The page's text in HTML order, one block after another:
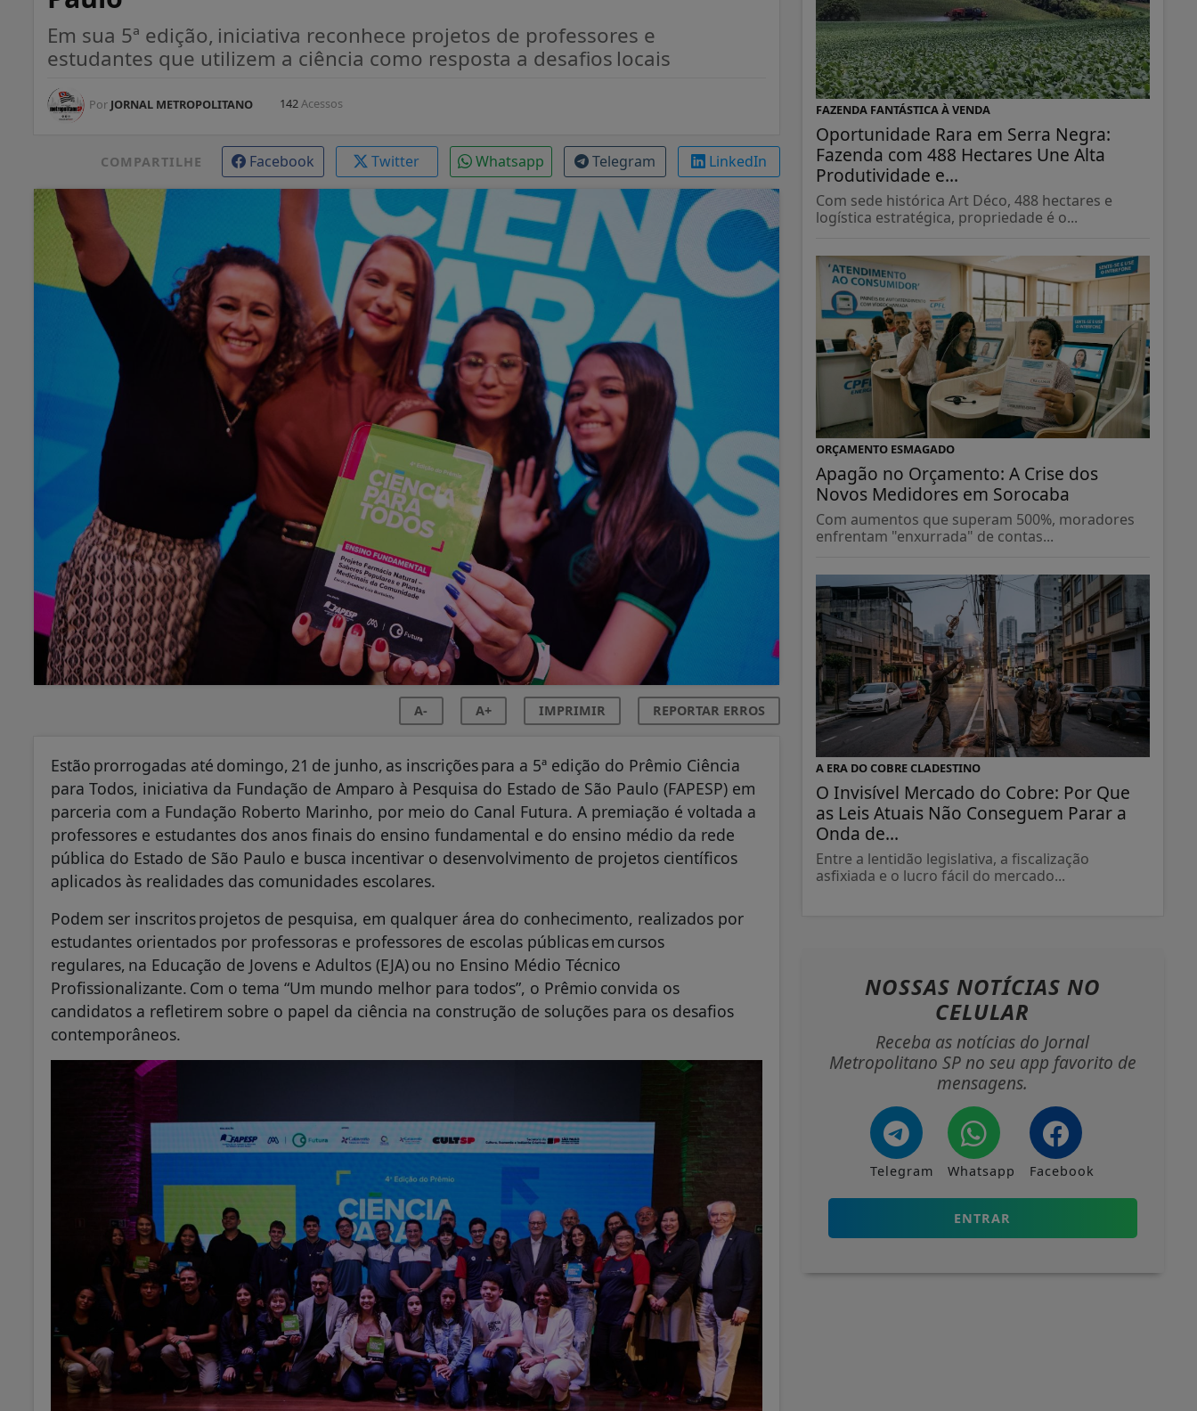
Em sua 5ª edição, iniciativa reconhece projetos de professores e
estudantes que utilizem a ciência como resposta a desafios locais
Por JORNAL METROPOLITANO 142Acessos
COMPARTILHE Facebook Twitter Whatsapp Telegram LinkedIn
A- A+ IMPRIMIR REPORTAR ERROS
Estão prorrogadas até domingo, 21 de junho, as inscrições para a 5ª edição do Prêmio Ciência
para Todos, iniciativa da Fundação de Amparo à Pesquisa do Estado de São Paulo (FAPESP) em
parceria com a Fundação Roberto Marinho, por meio do Canal Futura. A premiação é voltada a
professores e estudantes dos anos finais do ensino fundamental e do ensino médio da rede
pública do Estado de São Paulo e busca incentivar o desenvolvimento de projetos científicos
aplicados às realidades das comunidades escolares.
Podem ser inscritos projetos de pesquisa, em qualquer área do conhecimento, realizados por
estudantes orientados por professoras e professores de escolas públicas em cursos
regulares, na Educação de Jovens e Adultos (EJA) ou no Ensino Médio Técnico
Profissionalizante. Com o tema “Um mundo melhor para todos”, o Prêmio convida os
candidatos a refletirem sobre o papel da ciência na construção de soluções para os desafios
contemporâneos.
FAZENDA FANTÁSTICA À VENDA
Oportunidade Rara em Serra Negra:
Fazenda com 488 Hectares Une Alta
Produtividade e...
Com sede histórica Art Déco, 488 hectares e
logística estratégica, propriedade é o...
ORÇAMENTO ESMAGADO
Apagão no Orçamento: A Crise dos
Novos Medidores em Sorocaba
Com aumentos que superam 500%, moradores
enfrentam "enxurrada" de contas...
A ERA DO COBRE CLADESTINO
O Invisível Mercado do Cobre: Por Que
as Leis Atuais Não Conseguem Parar a
Onda de...
Entre a lentidão legislativa, a fiscalização
asfixiada e o lucro fácil do mercado...
NOSSAS NOTÍCIAS NO
CELULAR
Receba as notícias do Jornal
Metropolitano SP no seu app favorito de
mensagens.
Telegram Whatsapp Facebook
ENTRAR